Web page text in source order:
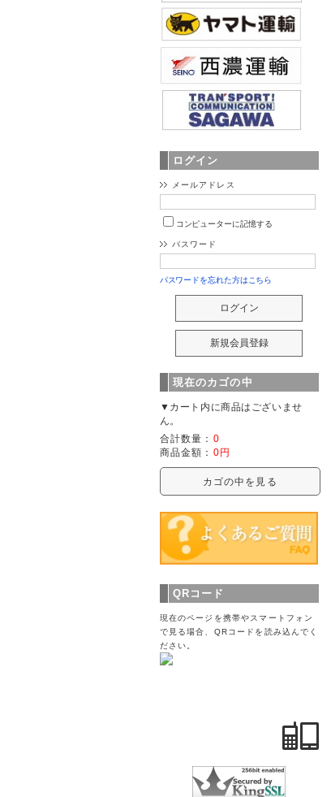
ログイン
メールアドレス
コンピューターに記憶する
パスワード
パスワードを忘れた方はこちら
現在のカゴの中
▼カート内に商品はございませ
ん。
合計数量： 0
商品金額： 0円
カゴの中を見る
QRコード
現在のページを携帯やスマートフォン
で見る場合、QRコードを読み込んでく
ださい。